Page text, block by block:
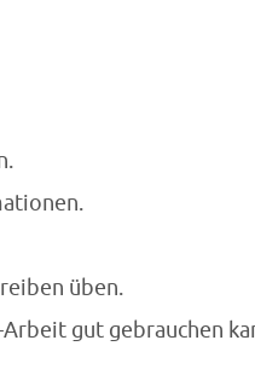
üben.
gut gebrauchen